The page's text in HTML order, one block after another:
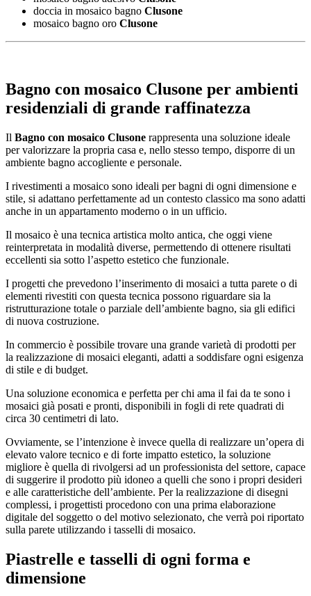
doccia in mosaico bagno Clusone
mosaico bagno oro Clusone
Bagno con mosaico Clusone per ambienti
residenziali di grande raffinatezza
Il Bagno con mosaico Clusone rappresenta una soluzione ideale
per valorizzare la propria casa e, nello stesso tempo, disporre di un
ambiente bagno accogliente e personale.
I rivestimenti a mosaico sono ideali per bagni di ogni dimensione e
stile, si adattano perfettamente ad un contesto classico ma sono adatti
anche in un appartamento moderno o in un ufficio.
Il mosaico è una tecnica artistica molto antica, che oggi viene
reinterpretata in modalità diverse, permettendo di ottenere risultati
eccellenti sia sotto l’aspetto estetico che funzionale.
I progetti che prevedono l’inserimento di mosaici a tutta parete o di
elementi rivestiti con questa tecnica possono riguardare sia la
ristrutturazione totale o parziale dell’ambiente bagno, sia gli edifici
di nuova costruzione.
In commercio è possibile trovare una grande varietà di prodotti per
la realizzazione di mosaici eleganti, adatti a soddisfare ogni esigenza
di stile e di budget.
Una soluzione economica e perfetta per chi ama il fai da te sono i
mosaici già posati e pronti, disponibili in fogli di rete quadrati di
circa 30 centimetri di lato.
Ovviamente, se l’intenzione è invece quella di realizzare un’opera di
elevato valore tecnico e di forte impatto estetico, la soluzione
migliore è quella di rivolgersi ad un professionista del settore, capace
di suggerire il prodotto più idoneo a quelli che sono i propri desideri
e alle caratteristiche dell’ambiente. Per la realizzazione di disegni
complessi, i progettisti procedono con una prima elaborazione
digitale del soggetto o del motivo selezionato, che verrà poi riportato
sulla parete utilizzando i tasselli di mosaico.
Piastrelle e tasselli di ogni forma e
dimensione